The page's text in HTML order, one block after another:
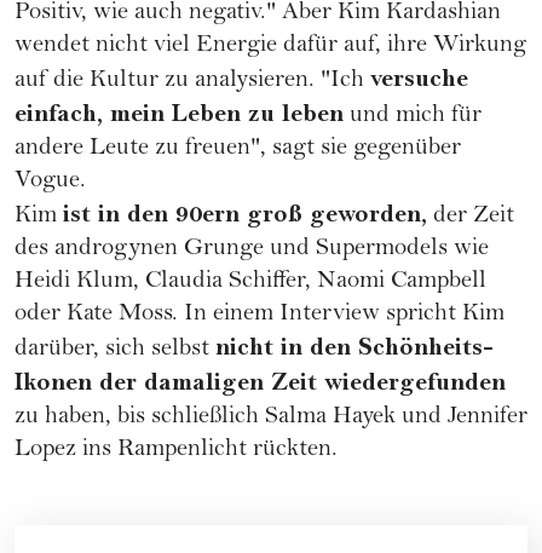
Positiv, wie auch negativ." Aber Kim Kardashian
wendet nicht viel Energie dafür auf, ihre Wirkung
auf die Kultur zu analysieren. "Ich versuche
einfach, mein Leben zu leben und mich für
andere Leute zu freuen", sagt sie gegenüber
Vogue.
Kim ist in den 90ern groß geworden, der Zeit
des androgynen Grunge und Supermodels wie
Heidi Klum, Claudia Schiffer, Naomi Campbell
oder Kate Moss. In einem Interview spricht Kim
darüber, sich selbst nicht in den Schönheits-
Ikonen der damaligen Zeit wiedergefunden
zu haben, bis schließlich Salma Hayek und Jennifer
Lopez ins Rampenlicht rückten.